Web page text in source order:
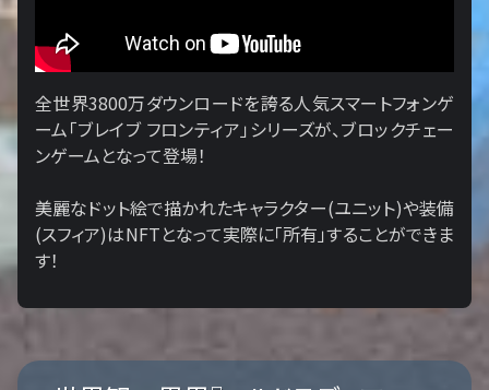
全世界3800万ダウンロードを誇る人気スマートフォンゲ
ーム「ブレイブ フロンティア」シリーズが、ブロックチェー
ンゲームとなって登場！
美麗なドット絵で描かれたキャラクター(ユニット)や装備
(スフィア)はNFTとなって実際に「所有」することができま
す！